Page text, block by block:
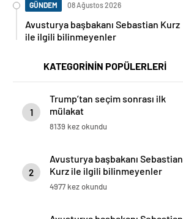
GÜNDEM 08 Ağustos 2026
Avusturya başbakanı Sebastian Kurz
ile ilgili bilinmeyenler
KATEGORİNİN POPÜLERLERİ
1
Trump’tan seçim sonrası ilk
mülakat
8139 kez okundu
2
Avusturya başbakanı Sebastian
Kurz ile ilgili bilinmeyenler
4977 kez okundu